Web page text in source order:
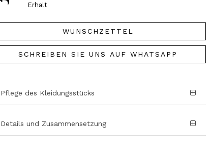
Erhalt
WUNSCHZETTEL
SCHREIBEN SIE UNS AUF WHATSAPP
Pflege des Kleidungsstücks
Details und Zusammensetzung